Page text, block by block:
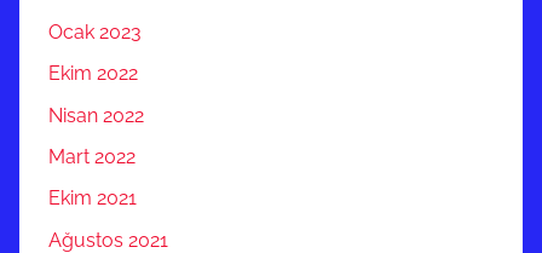
Ocak 2023
Ekim 2022
Nisan 2022
Mart 2022
Ekim 2021
Ağustos 2021